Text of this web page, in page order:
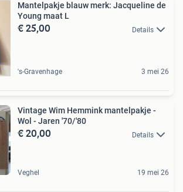
Mantelpakje blauw merk: Jacqueline de
Young maat L
€ 25,00 Details
's-Gravenhage 3 mei 26
Vintage Wim Hemmink mantelpakje -
Wol - Jaren '70/'80
€ 20,00 Details
Veghel 19 mei 26